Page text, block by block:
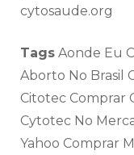
cytosaude.org
Tags Aonde Eu
Aborto No Brasil
Citotec Comprar
Cytotec No
Yahoo Comprar